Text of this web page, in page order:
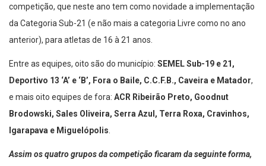
competição, que neste ano tem como novidade a implementação
da Categoria Sub-21 (e não mais a categoria Livre como no ano
anterior), para atletas de 16 à 21 anos.
Entre as equipes, oito são do município: SEMEL Sub-19 e 21,
Deportivo 13 ‘A’ e ‘B’, Fora o Baile, C.C.F.B., Caveira e Matador,
e mais oito equipes de fora: ACR Ribeirão Preto, Goodnut
Brodowski, Sales Oliveira, Serra Azul, Terra Roxa, Cravinhos,
Igarapava e Miguelópolis.
Assim os quatro grupos da competição ficaram da seguinte forma,